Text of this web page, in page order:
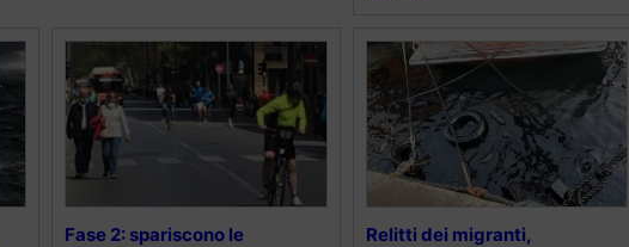
Fase 2: spariscono le
Relitti dei migranti,